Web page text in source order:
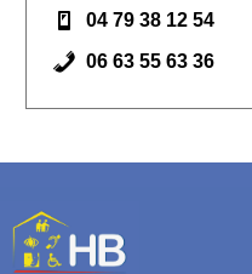
04 79 38 12 54
06 63 55 63 36